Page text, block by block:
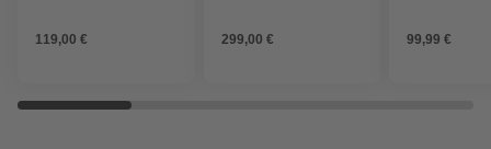
119,00 € 299,00 € 99,99 €